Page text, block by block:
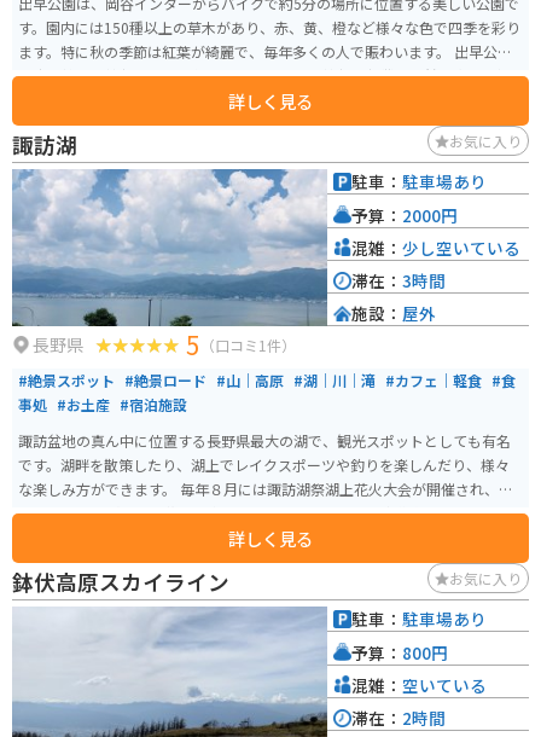
す。園内には150種以上の草木があり、赤、黄、橙など様々な色で四季を彩り
ます。特に秋の季節は紅葉が綺麗で、毎年多くの人で賑わいます。 出早公園
は出早雄小萩神社の眼下に位置しており、この神社の社叢は天然記念物に指
定されています。公園と神社がとてもマッチしていて、一人でものんびりと楽
しむことができます。
詳しく見る
諏訪湖 お気に入り
長野県 5 （口コミ1件）
#絶景スポット #絶景ロード #山｜高原 #湖｜川｜滝 #カフェ｜軽食 #食
事処 #お土産 #宿泊施設
諏訪盆地の真ん中に位置する長野県最大の湖で、観光スポットとしても有名
です。湖畔を散策したり、湖上でレイクスポーツや釣りを楽しんだり、様々
な楽しみ方ができます。 毎年８月には諏訪湖祭湖上花火大会が開催され、湖
上から打ち上げられる花火を楽しむこともできます。高速道路の諏訪湖サー
ビスエリアからも湖を一望することができます。ぜひ、バイクツーリングで
訪れて、美しい諏訪湖を楽しんでみてください。
詳しく見る
駐車： 駐車場あり
予算： 2000円
混雑： 少し空いている
滞在： 3時間
施設： 屋外
鉢伏高原スカイライン お気に入り
駐車： 駐車場あり
予算： 800円
混雑： 空いている
滞在： 2時間